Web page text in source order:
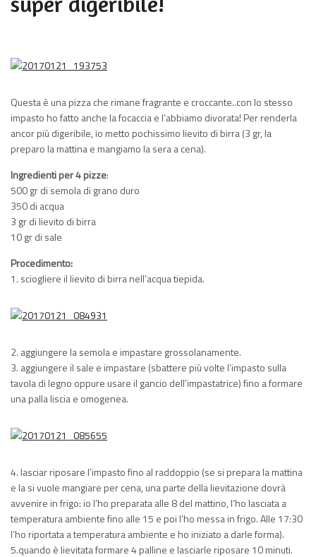
Questa è una pizza che rimane fragrante e croccante..con lo stesso
impasto ho fatto anche la focaccia e l’abbiamo divorata! Per renderla
ancor più digeribile, io metto pochissimo lievito di birra (3 gr, la
preparo la mattina e mangiamo la sera a cena).
Ingredienti per 4 pizze:
500 gr di semola di grano duro
350 di acqua
3 gr di lievito di birra
10 gr di sale
Procedimento:
1. sciogliere il lievito di birra nell’acqua tiepida.
2. aggiungere la semola e impastare grossolanamente.
3. aggiungere il sale e impastare (sbattere più volte l’impasto sulla
tavola di legno oppure usare il gancio dell’impastatrice) fino a formare
una palla liscia e omogenea.
4. lasciar riposare l’impasto fino al raddoppio (se si prepara la mattina
e la si vuole mangiare per cena, una parte della lievitazione dovrà
avvenire in frigo: io l’ho preparata alle 8 del mattino, l’ho lasciata a
temperatura ambiente fino alle 15 e poi l’ho messa in frigo. Alle 17:30
l’ho riportata a temperatura ambiente e ho iniziato a darle forma).
5.quando è lievitata formare 4 palline e lasciarle riposare 10 minuti.